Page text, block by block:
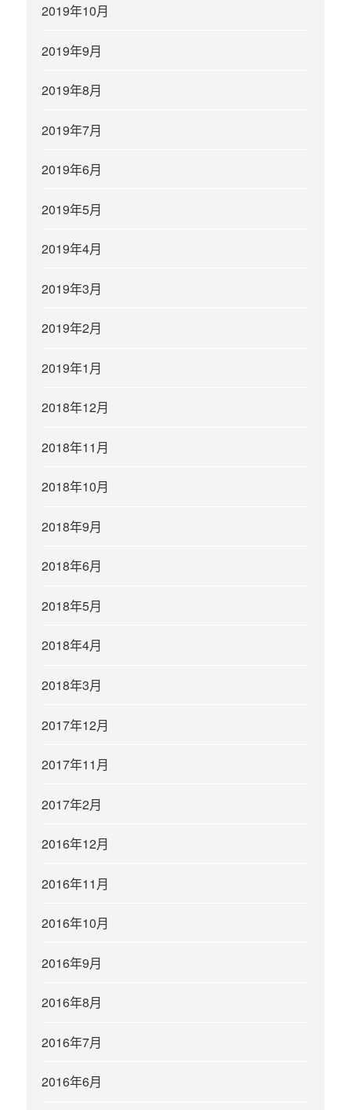
2019年10月
2019年9月
2019年8月
2019年7月
2019年6月
2019年5月
2019年4月
2019年3月
2019年2月
2019年1月
2018年12月
2018年11月
2018年10月
2018年9月
2018年6月
2018年5月
2018年4月
2018年3月
2017年12月
2017年11月
2017年2月
2016年12月
2016年11月
2016年10月
2016年9月
2016年8月
2016年7月
2016年6月